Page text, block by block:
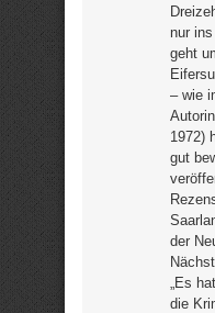
nur
geht
– wie
1972)
gut
der
„Es
die